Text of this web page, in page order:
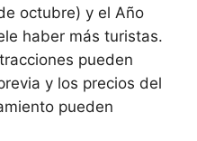
octubre) y el Año
haber más turistas.
pueden
y los precios del
pueden